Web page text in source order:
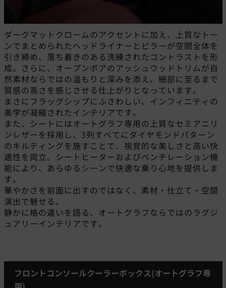
ダークマットクロームのアクセントに加え、上質なトー
ンでまとめられたヘッドライナーとピラーが空間全体を
引き締め、落ち着きのある洗練されたコントラストを形
成。さらに、オープンポアのアッシュウッドトリムが自
然素材ならではの温もりと深みを添え、細部に至るまで
質感の高さを感じさせる仕上がりとなっています。
まさにフラッグシップにふさわしい、インフィニティの
美学が凝縮されたインテリアです。
また、シートにはオートグラフ専用の上質なセミアニリ
ンレザーを採用し、3列すべてにダイヤモンドパターン
のキルティングを施すことで、視覚的な美しさと高い快
適性を両立。シートヒーターおよびベンチレーション機
能により、あらゆるシーンで快適な乗り心地を提供しま
す。
華やかさを前面に出すのではなく、素材・仕立て・空間
演出で魅せる。
静かに格の違いを語る、オートグラフならではのラグジ
ュアリーインテリアです。
フロントコンソールクーラーボックス(オートグラフ専